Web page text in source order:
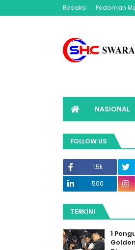
Redaksi Pedoman
NASIONAL
ADVERTORIAL
FOLLOW US
1.5k
500
TERKINI
1